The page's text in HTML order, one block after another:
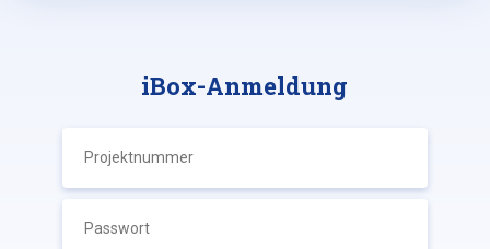
iBox-Anmeldung